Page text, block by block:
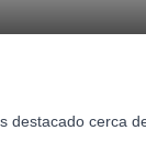
destacado cerca